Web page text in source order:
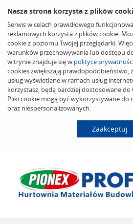
Nasza strona korzysta z plików
Serwis w celach prawidłowego
reklamowych korzysta z plików cookie.
cookie z poziomu Twojej przeglądarki.
warunków przechowywania lub dostępu
witrynie znajduje się w polityce
cookies zwiększają
usług wyświetlane w ramach usług
korzystasz, będą bardziej dostosowane do
Pliki cookie mogą być wykorzystywane do
oraz niespersonalizowanych.
Zaakceptuj